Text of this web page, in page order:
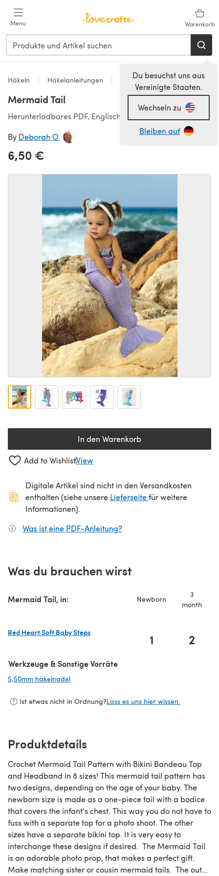
Menu Warenkorb
Du besuchst uns aus
Vereinigte Staaten.
Wechseln zu
Bleiben auf
Häkeln Häkelanleitungen Other
Mermaid Tail
Herunterladbares PDF, Englisch
By Deborah O
6,50 €
In den Warenkorb
Add to WishlistView
Digitale Artikel sind nicht in den Versandkosten
enthalten (siehe unsere Lieferseite(öffnet sich in
für weitere
Informationen).
Was ist eine PDF-Anleitung?
Was du brauchen wirst
Mermaid Tail, in: Newborn
3
month
Red Heart Soft Baby Steps
1 2
Werkzeuge & Sonstige Vorräte
5,50mm häkelnadel
Ist etwas nicht in Ordnung?Lass es uns hier wissen.
Produktdetails
Crochet Mermaid Tail Pattern with Bikini Bandeau Top
and Headband in 8 sizes! This mermaid tail pattern has
two designs, depending on the age of your baby. The
newborn size is made as a one-piece tail with a bodice
that covers the infant's chest. This way you do not have to
fuss with a separate top for a photo shoot. The other
sizes have a separate bikini top. It is very easy to
interchange these designs if desired. The Mermaid Tail
is an adorable photo prop, that makes a perfect gift.
Make matching sister or cousin mermaid tails. The outfit